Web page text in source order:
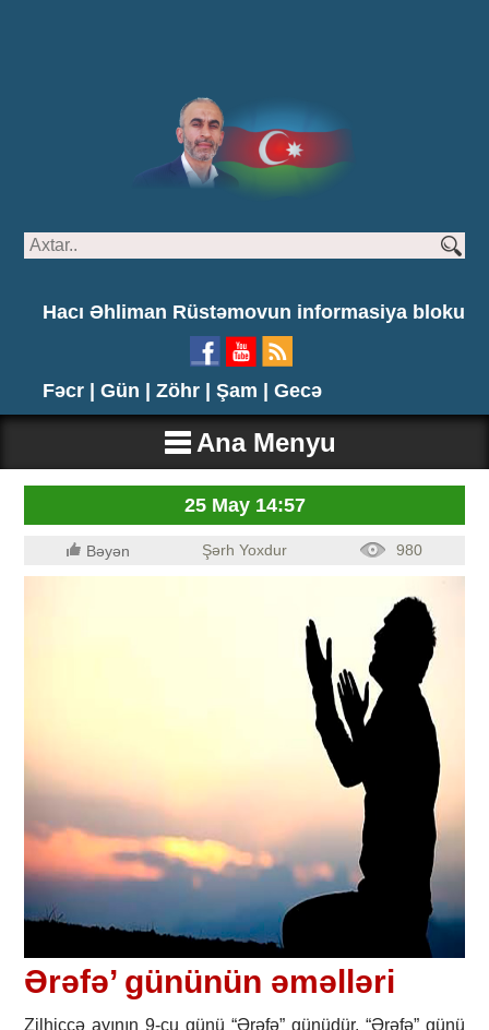
Hacı Əhliman Rüstəmovun informasiya bloku
Fəcr | Gün | Zöhr | Şam | Gecə
Ana Menyu
25 May 14:57
Bəyən Şərh Yoxdur 980
Ərəfə’ gününün əməlləri
Zilhiccə ayının 9-cu günü “Ərəfə” günüdür. “Ərəfə” günü